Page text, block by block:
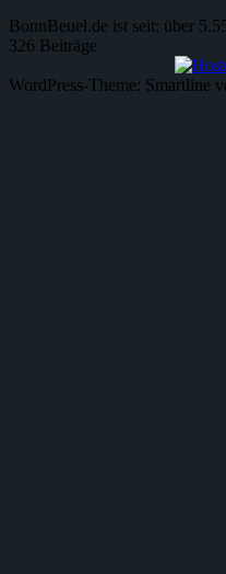
BonnBeuel.de ist seit: über
326 Beiträge
WordPress-Theme: Smartline